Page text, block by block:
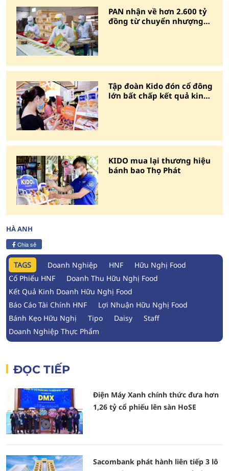
PAN nhận về hơn 2.600 tỷ
đồng từ chuyển nhượng
Tập đoàn Kido đón cổ đông
lớn bất chấp kết quả kinh
KIDO mua lại thương hiệu
bánh bao Thọ Phát
HÀ ANH
Chia sẻ
TAGS Doanh Nghiệp HNF
Hữu Nghị Food
Cổ Phiếu HNF
Doanh Thu Hữu Nghị Food
Kết Quả Kinh Doanh Hữu Nghị Food
Báo Cáo Tài Chính HNF
Lợi Nhuận Hữu Nghị Food
Bánh Kẹo Hữu Nghị
Tipo Daisy
Staff
Doanh Nghiệp Thực Phẩm
ĐỌC TIẾP
Điện Máy Xanh chính thức đưa hơn
1,26 tỷ cổ phiếu lên sàn HoSE
Sacombank phát hành liên tiếp 3 lô